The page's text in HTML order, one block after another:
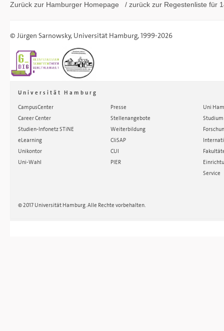
Zurück zur Hamburger Homepage / zurück zur Regestenliste für
© Jürgen Sarnowsky, Universität Hamburg, 1999-2026